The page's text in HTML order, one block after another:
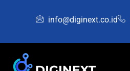
info@diginext.co.id